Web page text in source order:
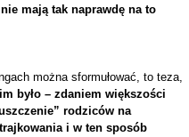
mają tak naprawdę na to
można sformułować, to teza,
było – zdaniem większości
rodziców na
i w ten sposób